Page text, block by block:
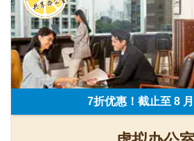
7折优惠！截止至 8 月